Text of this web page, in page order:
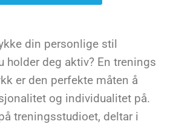
din personlige stil
holder deg aktiv? En trenings
er den perfekte måten å
og individualitet på.
treningsstudioet, deltar i